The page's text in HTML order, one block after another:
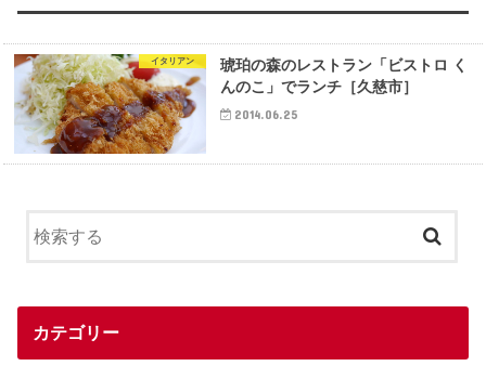
イタリアン
琥珀の森のレストラン「ビストロ く
んのこ」でランチ［久慈市］
2014.06.25
カテゴリー